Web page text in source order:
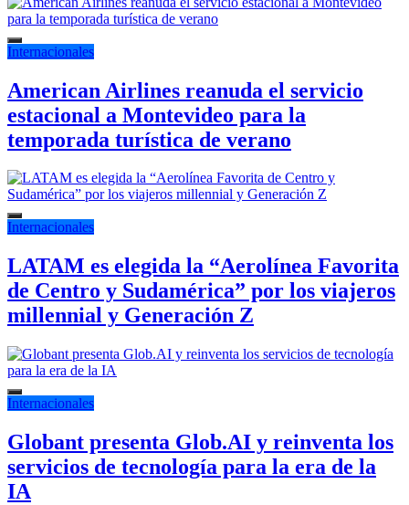
Internacionales
American Airlines reanuda el servicio
estacional a Montevideo para la
temporada turística de verano
Internacionales
LATAM es elegida la “Aerolínea Favorita
de Centro y Sudamérica” por los viajeros
millennial y Generación Z
Internacionales
Globant presenta Glob.AI y reinventa los
servicios de tecnología para la era de la
IA